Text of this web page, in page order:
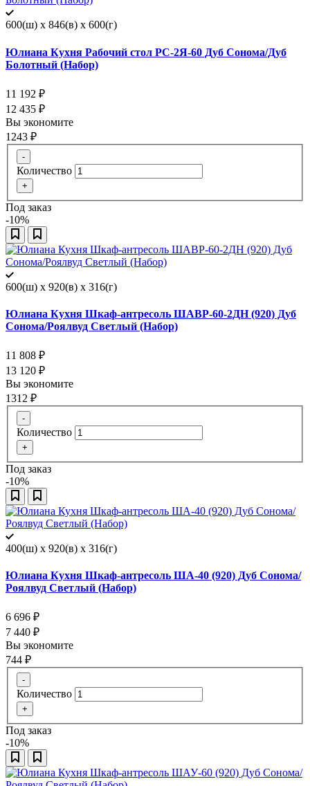
600(ш) x 846(в) x 600(г)
Юлиана Кухня Рабочий стол РС-2Я-60 Дуб Сонома/Дуб
Болотный (Набор)
11 192 ₽
12 435 ₽
Вы экономите
1243 ₽
-
Количество
+
Под заказ
-10%
600(ш) x 920(в) x 316(г)
Юлиана Кухня Шкаф-антресоль ШАВР-60-2ДН (920) Дуб
Сонома/Роялвуд Светлый (Набор)
11 808 ₽
13 120 ₽
Вы экономите
1312 ₽
-
Количество
+
Под заказ
-10%
400(ш) x 920(в) x 316(г)
Юлиана Кухня Шкаф-антресоль ША-40 (920) Дуб Сонома/
Роялвуд Светлый (Набор)
6 696 ₽
7 440 ₽
Вы экономите
744 ₽
-
Количество
+
Под заказ
-10%